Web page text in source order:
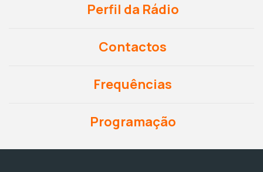
Perfil da Rádio
Contactos
Frequências
Programação